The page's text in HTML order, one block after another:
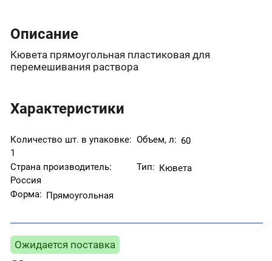
Описание
Кювета прямоугольная пластиковая для
перемешивания раствора
Характеристики
Количество шт. в упаковке:
1
Объем, л: 60
Страна производитель:
Россия
Тип: Кювета
Форма: Прямоугольная
Ожидается поставка